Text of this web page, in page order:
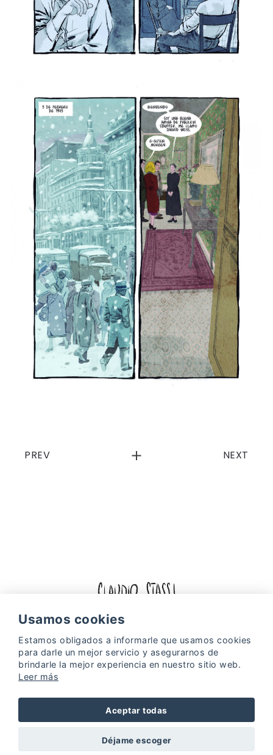
PREV NEXT
Facebook
Política de cookies Política de Privacidad
Web Design & Digital Marketing byProjectes a Internet
Usamos cookies
Estamos obligados a informarle que usamos cookies
para darle un mejor servicio y asegurarnos de
brindarle la mejor experiencia en nuestro sitio web.
Leer más
Aceptar todas
Déjame escoger